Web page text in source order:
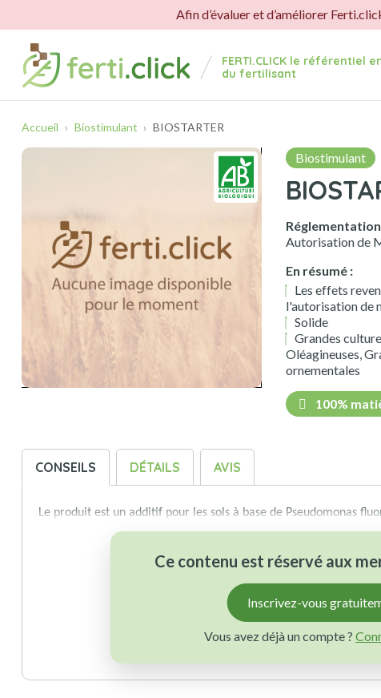
Afin d’évaluer et d’améliorer
FERTI.CLICK le référentiel
du fertilisant
Accueil Biostimulant BIOSTARTER
Biostimulant
Autorisation de
En résumé :
Les effets
l'autorisation de
Solide
Grandes
Oléagineuses,
ornementales
100%
CONSEILS DÉTAILS AVIS
Le produit est un additif pour les sols à base de Pseudomonas
Ce contenu est réservé aux
Inscrivez-vous
Vous avez déjà un compte ?